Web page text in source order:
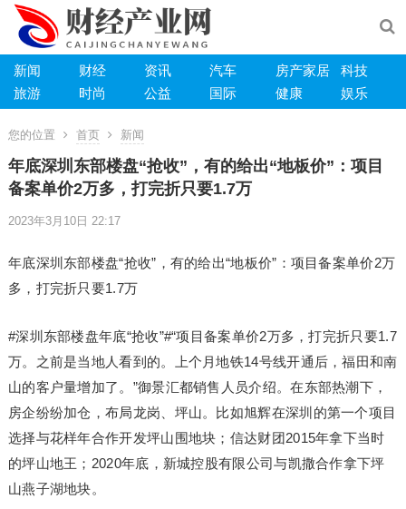
新闻 财经 资讯 汽车 房产家居
科技
旅游
时尚 公益 国际 健康 娱乐
您的位置 首页 新闻
年底深圳东部楼盘“抢收”，有的给出“地板价”：项目
备案单价2万多，打完折只要1.7万
2023年3月10日 22:17
年底深圳东部楼盘“抢收”，有的给出“地板价”：项目备案单价2万
多，打完折只要1.7万
#深圳东部楼盘年底“抢收”#“项目备案单价2万多，打完折只要1.7
万。之前是当地人看到的。上个月地铁14号线开通后，福田和南
山的客户量增加了。”御景汇都销售人员介绍。在东部热潮下，
房企纷纷加仓，布局龙岗、坪山。比如旭辉在深圳的第一个项目
选择与花样年合作开发坪山围地块；信达财团2015年拿下当时
的坪山地王；2020年底，新城控股有限公司与凯撒合作拿下坪
山燕子湖地块。